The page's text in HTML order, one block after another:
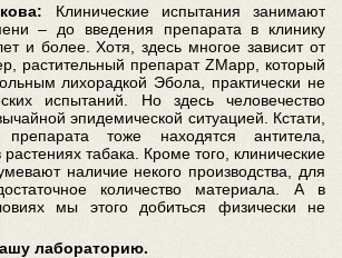
Клинические испытания занимают
– до введения препарата в клинику
и более. Хотя, здесь многое зависит от
растительный препарат ZMapp, который
лихорадкой Эбола, практически не
испытаний. Но здесь человечество
эпидемической ситуацией. Кстати,
тоже находятся антитела,
табака. Кроме того, клинические
наличие некого производства, для
количество материала. А в
мы этого добиться физически не
лабораторию.